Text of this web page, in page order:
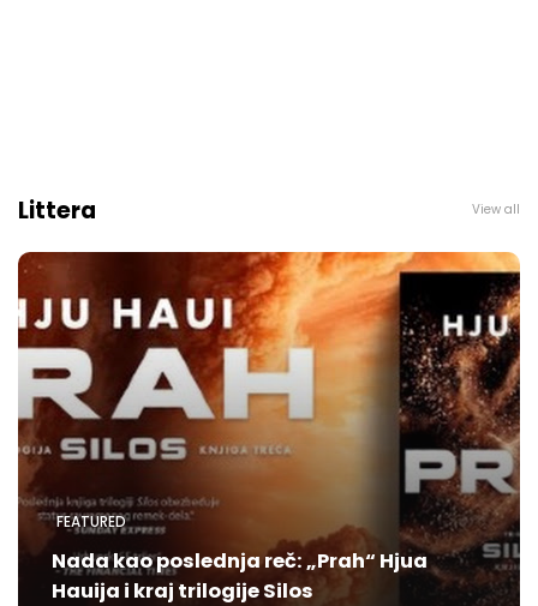
Littera View all
FEATURED
Nada kao poslednja reč: „Prah“ Hjua
Hauija i kraj trilogije Silos